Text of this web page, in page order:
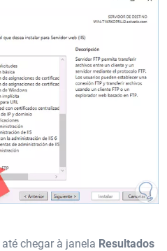
até chegar à janela Resultados